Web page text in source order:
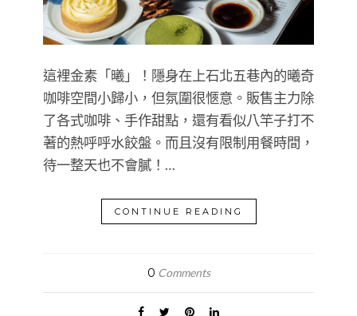
這裡金素「曦」！隱身在上石北五巷內的曦奇
咖啡空間小歸小，但氛圍很愜意。販售主力除
了各式咖啡、手作甜點，還有看似八竿子打不
著的熱呼呼水餃盤。而且沒有限制用餐時間，
待一整天也不會膩！…
CONTINUE READING
0 Comments